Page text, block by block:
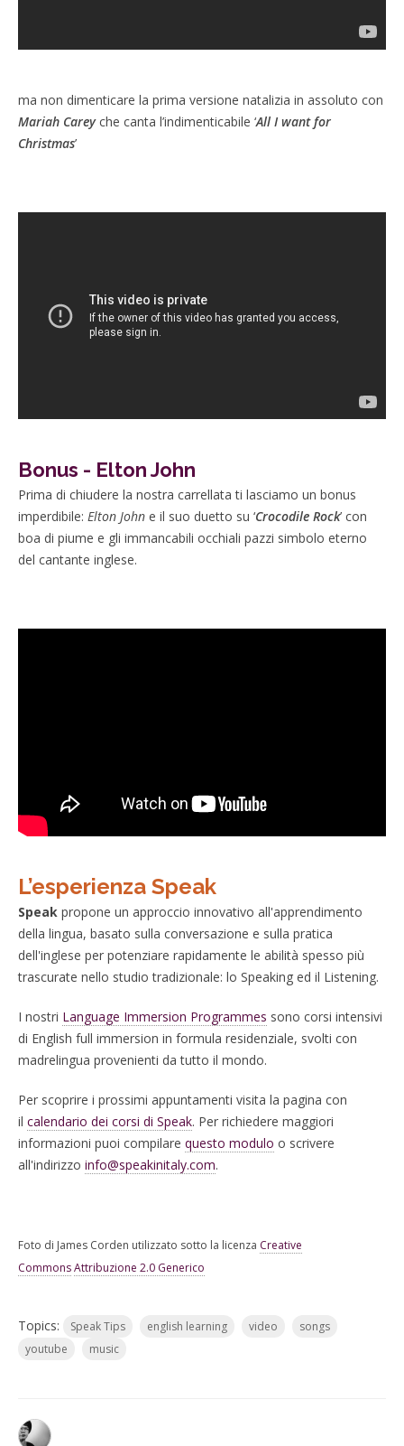
ma non dimenticare la prima versione natalizia in assoluto con
Mariah Careyche canta l’indimenticabile ‘All I want for
Christmas’
Bonus - Elton John
Prima di chiudere la nostra carrellata ti lasciamo un bonus
imperdibile: Elton John e il suo duetto su ‘Crocodile Rock’ con
boa di piume e gli immancabili occhiali pazzi simbolo eterno
del cantante inglese.
L’esperienza Speak
Speak propone un approccio innovativo all'apprendimento
della lingua, basato sulla conversazione e sulla pratica
dell'inglese per potenziare rapidamente le abilità spesso più
trascurate nello studio tradizionale: lo Speaking ed il Listening.
I nostri Language Immersion Programmes sono corsi intensivi
di English full immersion in formula residenziale, svolti con
madrelingua provenienti da tutto il mondo.
Per scoprire i prossimi appuntamenti visita la pagina con
il calendario dei corsi di Speak. Per richiedere maggiori
informazioni puoi compilare questo modulo o scrivere
all'indirizzo info@speakinitaly.com.
Foto di James Corden utilizzato sotto la licenza Creative
CommonsAttribuzione 2.0 Generico
Topics: Speak Tips english learning video
songs
youtube
music